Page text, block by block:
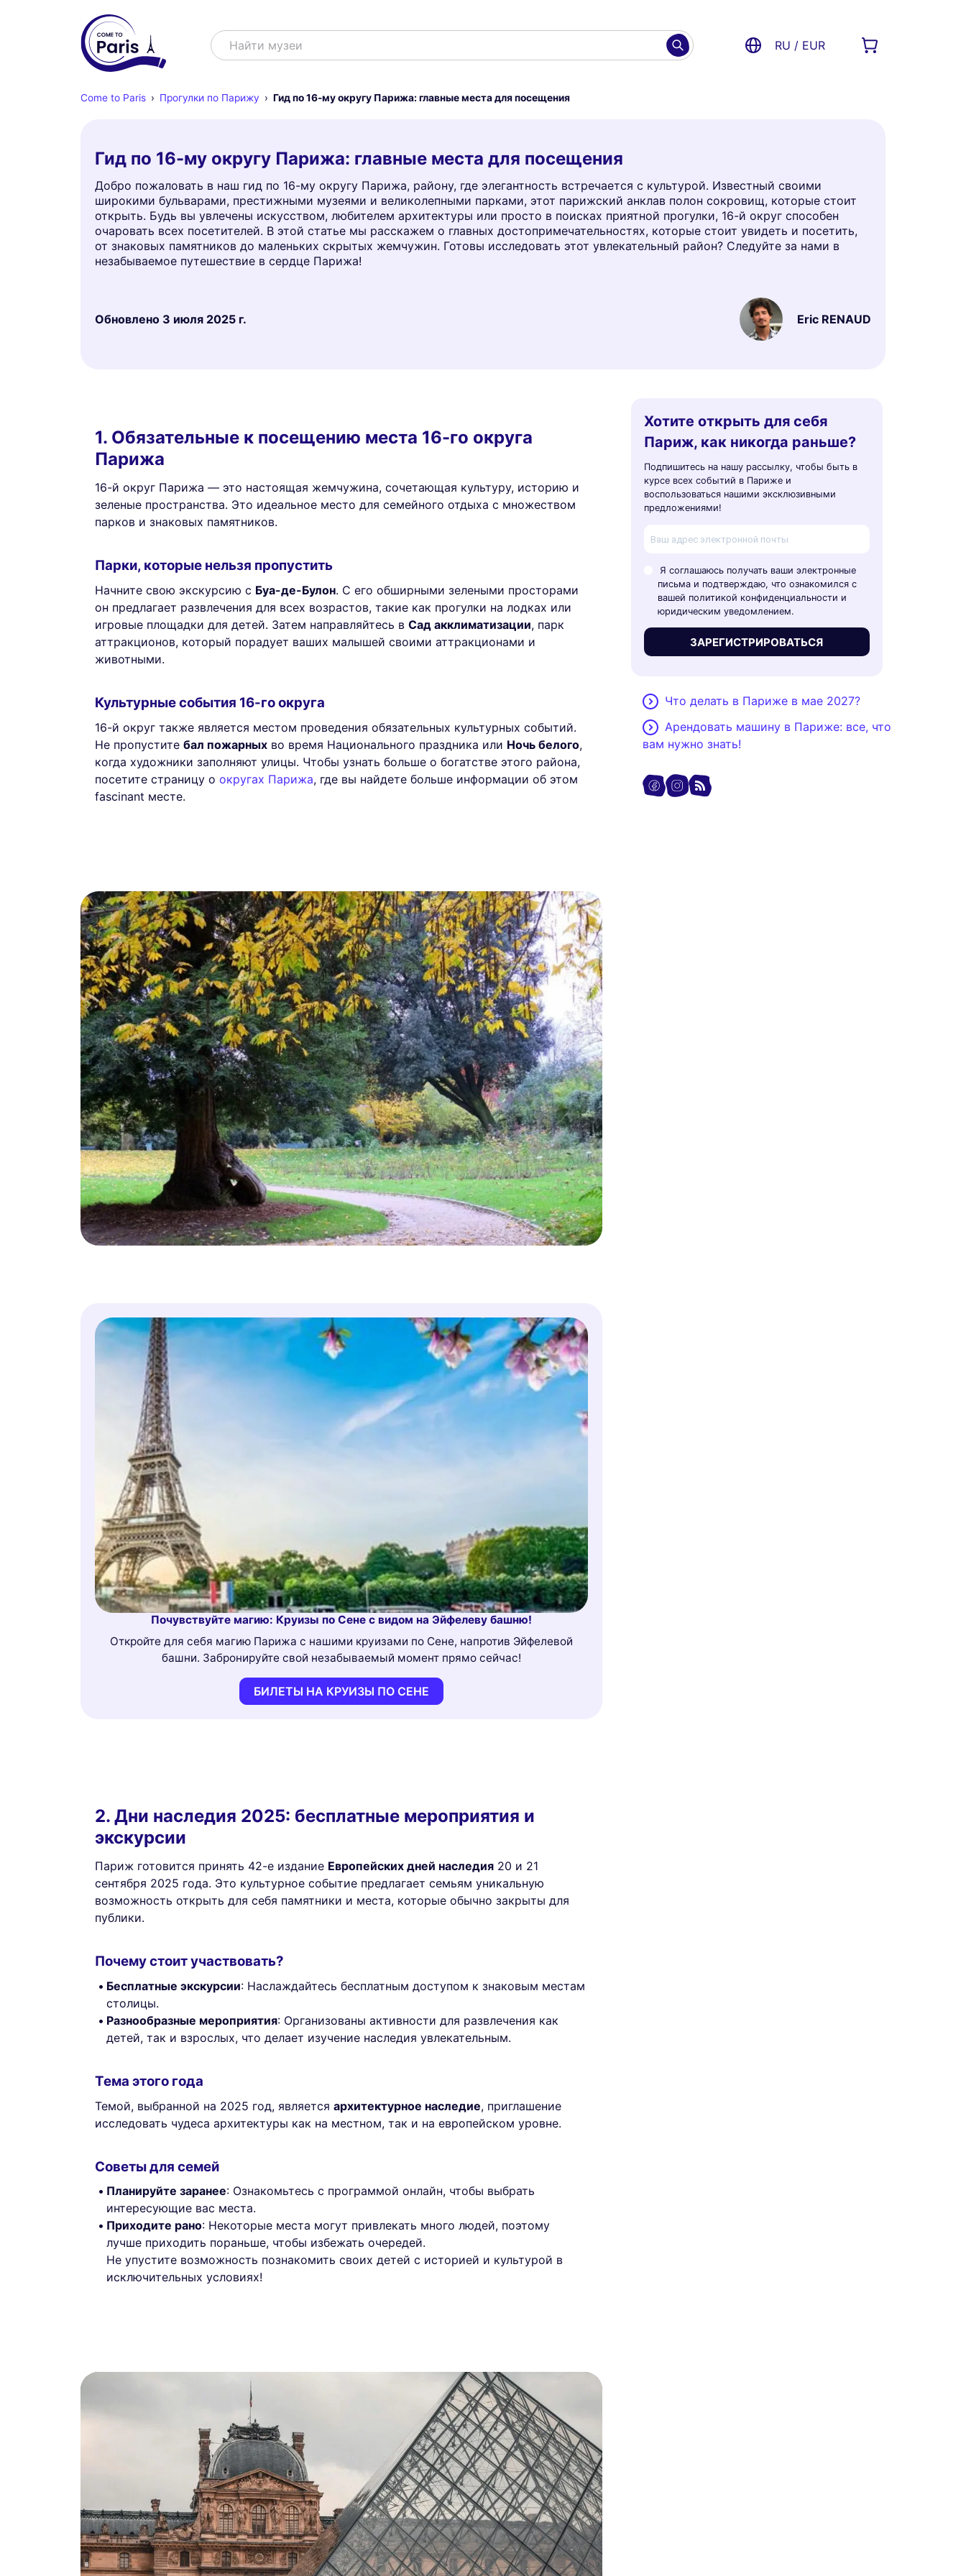
ПоискНайти муз RU / EUR
Come to Paris Прогулки по Парижу Гид по 16-му округу Парижа: главные места для посещения
Гид по 16-му округу Парижа: главные места для посещения
Добро пожаловать в наш гид по 16-му округу Парижа, району, где элегантность встречается с культурой. Известный своими
широкими бульварами, престижными музеями и великолепными парками, этот парижский анклав полон сокровищ, которые стоит
открыть. Будь вы увлечены искусством, любителем архитектуры или просто в поисках приятной прогулки, 16-й округ способен
очаровать всех посетителей. В этой статье мы расскажем о главных достопримечательностях, которые стоит увидеть и посетить,
от знаковых памятников до маленьких скрытых жемчужин. Готовы исследовать этот увлекательный район? Следуйте за нами в
незабываемое путешествие в сердце Парижа!
Обновлено 3 июля 2025 г. Eric RENAUD
1. Обязательные к посещению места 16-го округа
Парижа
16-й округ Парижа — это настоящая жемчужина, сочетающая культуру, историю и
зеленые пространства. Это идеальное место для семейного отдыха с множеством
парков и знаковых памятников.
Парки, которые нельзя пропустить
Начните свою экскурсию с Буа-де-Булон. С его обширными зелеными просторами
он предлагает развлечения для всех возрастов, такие как прогулки на лодках или
игровые площадки для детей. Затем направляйтесь в Сад акклиматизации, парк
аттракционов, который порадует ваших малышей своими аттракционами и
животными.
Культурные события 16-го округа
16-й округ также является местом проведения обязательных культурных событий.
Не пропустите бал пожарных во время Национального праздника или Ночь белого,
когда художники заполняют улицы. Чтобы узнать больше о богатстве этого района,
посетите страницу о округах Парижа, где вы найдете больше информации об этом
fascinant месте.
Почувствуйте магию: Круизы по Сене с видом на Эйфелеву башню!
Откройте для себя магию Парижа с нашими круизами по Сене, напротив Эйфелевой
башни. Забронируйте свой незабываемый момент прямо сейчас!
БИЛЕТЫ НА КРУИЗЫ ПО СЕНЕ
2. Дни наследия 2025: бесплатные мероприятия и
экскурсии
Париж готовится принять 42-е издание Европейских дней наследия 20 и 21
сентября 2025 года. Это культурное событие предлагает семьям уникальную
возможность открыть для себя памятники и места, которые обычно закрыты для
публики.
Почему стоит участвовать?
Бесплатные экскурсии: Наслаждайтесь бесплатным доступом к знаковым местам
столицы.
Разнообразные мероприятия: Организованы активности для развлечения как
детей, так и взрослых, что делает изучение наследия увлекательным.
Тема этого года
Темой, выбранной на 2025 год, является архитектурное наследие, приглашение
исследовать чудеса архитектуры как на местном, так и на европейском уровне.
Советы для семей
Планируйте заранее: Ознакомьтесь с программой онлайн, чтобы выбрать
интересующие вас места.
Приходите рано: Некоторые места могут привлекать много людей, поэтому
лучше приходить пораньше, чтобы избежать очередей.
Не упустите возможность познакомить своих детей с историей и культурой в
исключительных условиях!
Хотите открыть для себя
Париж, как никогда раньше?
Подпишитесь на нашу рассылку, чтобы быть в
курсе всех событий в Париже и
воспользоваться нашими эксклюзивными
предложениями!
Я соглашаюсь получать ваши электронные
письма и подтверждаю, что ознакомился с
вашей политикой конфиденциальности и
юридическим уведомлением.
ЗАРЕГИСТРИРОВАТЬСЯ
Что делать в Париже в мае 2027?
Арендовать машину в Париже: все, что
вам нужно знать!